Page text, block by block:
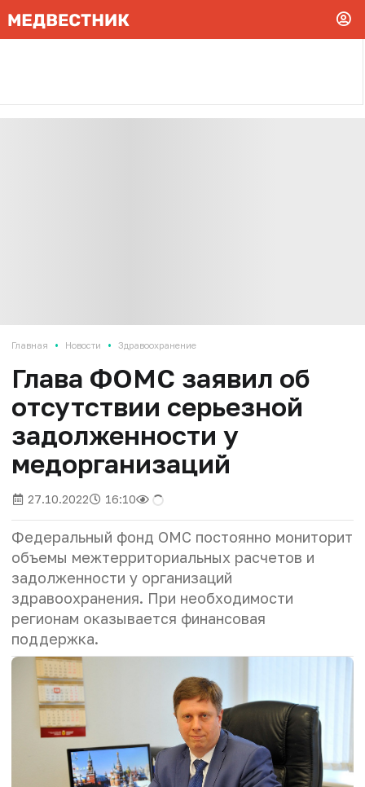
Главная • Новости • Здравоохранение
Глава ФОМС заявил об
отсутствии серьезной
задолженности у
медорганизаций
27.10.2022 16:10
Федеральный фонд ОМС постоянно мониторит
объемы межтерриториальных расчетов и
задолженности у организаций
здравоохранения. При необходимости
регионам оказывается финансовая
поддержка.